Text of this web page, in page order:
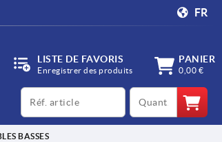
FR
LISTE DE FAVORIS
Enregistrer des produits
PANIER
0,00 €
productCode qty
BASSES